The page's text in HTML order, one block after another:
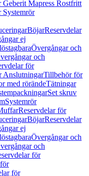
Geberit Mapress Rostfritt
Systemrör
BöjarReservdelar
ej
Övergångar och
och
för
AnslutningarTillbehör för
med rörändeTätningar
Set skruv
Systemrör
Reservdelar för
BöjarReservdelar
ej
Övergångar och
och
för
för